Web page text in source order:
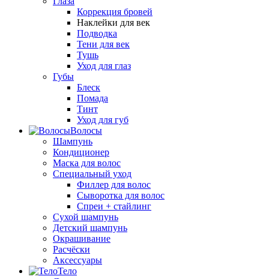
Коррекция бровей
Наклейки для век
Подводка
Тени для век
Тушь
Уход для глаз
Губы
Блеск
Помада
Тинт
Уход для губ
Волосы
Шампунь
Кондиционер
Маска для волос
Специальный уход
Филлер для волос
Сыворотка для волос
Спреи + стайлинг
Сухой шампунь
Детский шампунь
Окрашивание
Расчёски
Аксессуары
Тело